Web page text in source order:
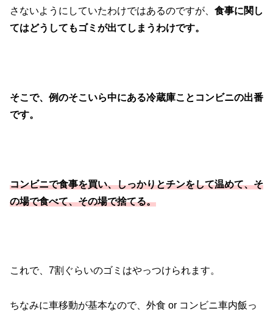
さないようにしていたわけではあるのですが、 食事に関し
てはどうしてもゴミが出てしまうわけです。
そこで、例のそこいら中にある冷蔵庫ことコンビニの出番
です。
コンビニで食事を買い、しっかりとチンをして温めて、そ
の場で食べて、その場で捨てる。
これで、7割ぐらいのゴミはやっつけられます。
ちなみに車移動が基本なので、外食 or コンビニ車内飯っ